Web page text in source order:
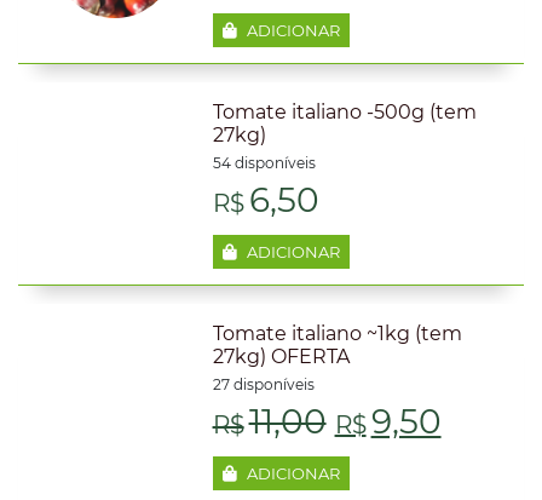
preço
original
era:
atual
é:
ADICIONAR
Tomate italiano -500g (tem
27kg)
54 disponíveis
R$ 6,50
ADICIONAR
Tomate italiano ~1kg (tem
27kg) OFERTA
27 disponíveis
R$11,00 O
preço
R$ 9,50
ADICIONAR